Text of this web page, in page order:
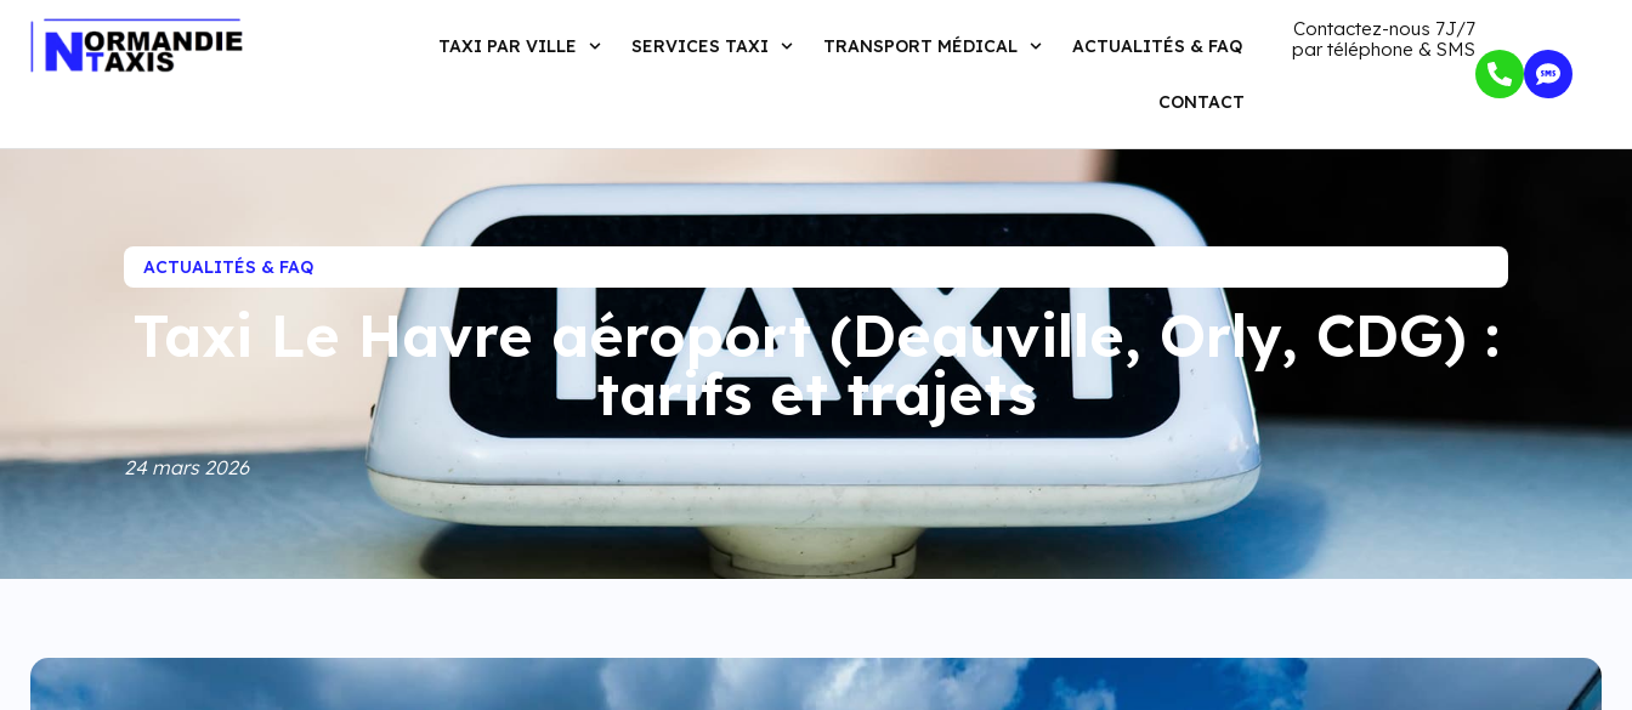
TAXI PAR VILLE SERVICES TAXI TRANSPORT MÉDICAL ACTUALITÉS & FAQ
CONTACT
Contactez-nous 7J/7
par téléphone & SMS
ACTUALITÉS & FAQ
Taxi Le Havre aéroport (Deauville, Orly, CDG) :
tarifs et trajets
24 mars 2026